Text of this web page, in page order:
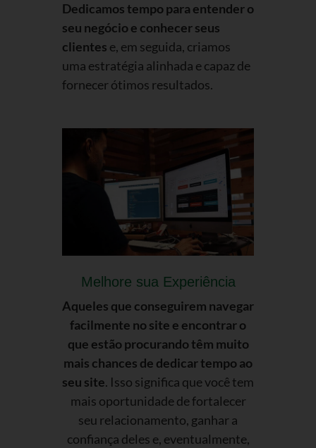
Dedicamos tempo para entender o
seu negócio e conhecer seus
clientes e, em seguida, criamos
uma estratégia alinhada e capaz de
fornecer ótimos resultados.
Melhore sua Experiência
Aqueles que conseguirem navegar
facilmente no site e encontrar o
que estão procurando têm muito
mais chances de dedicar tempo ao
seu site. Isso significa que você tem
mais oportunidade de fortalecer
seu relacionamento, ganhar a
confiança deles e, eventualmente,